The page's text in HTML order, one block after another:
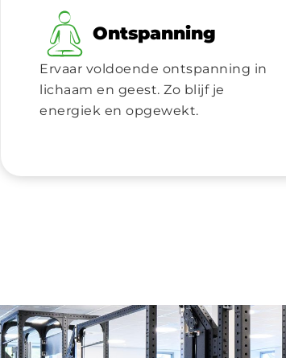
Ontspanning
Ervaar voldoende ontspanning in
lichaam en geest. Zo blijf je
energiek en opgewekt.